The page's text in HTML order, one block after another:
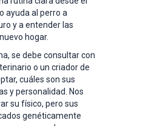
ayuda al perro a
y a entender las
hogar.
se debe consultar con
o un criador de
cuáles son sus
y personalidad. Nos
su físico, pero sus
genéticamente